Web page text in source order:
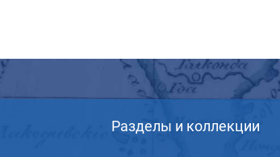
Разделы и коллекции